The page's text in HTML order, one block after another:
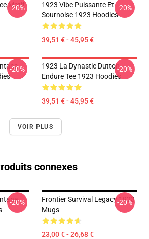
Motif
-20%
1923 Vibe Puissante Et
Sournoise 1923 Hoodies
39,51 € - 45,95 €
-20%
-20%
1923 La Dynastie Dutton
Endure Tee 1923 Hoodies
39,51 € - 45,95 €
-20%
VOIR PLUS
connexes
-20%
Frontier Survival Legacy 1923
Mugs
23,00 € - 26,68 €
-20%